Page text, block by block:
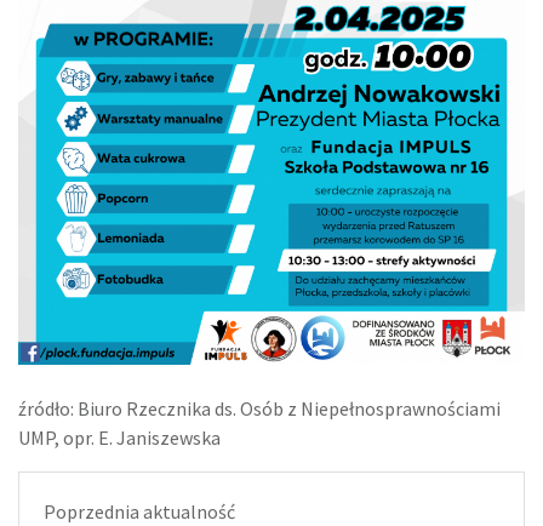
źródło: Biuro Rzecznika ds. Osób z Niepełnosprawnościami
UMP, opr. E. Janiszewska
Poprzednia aktualność